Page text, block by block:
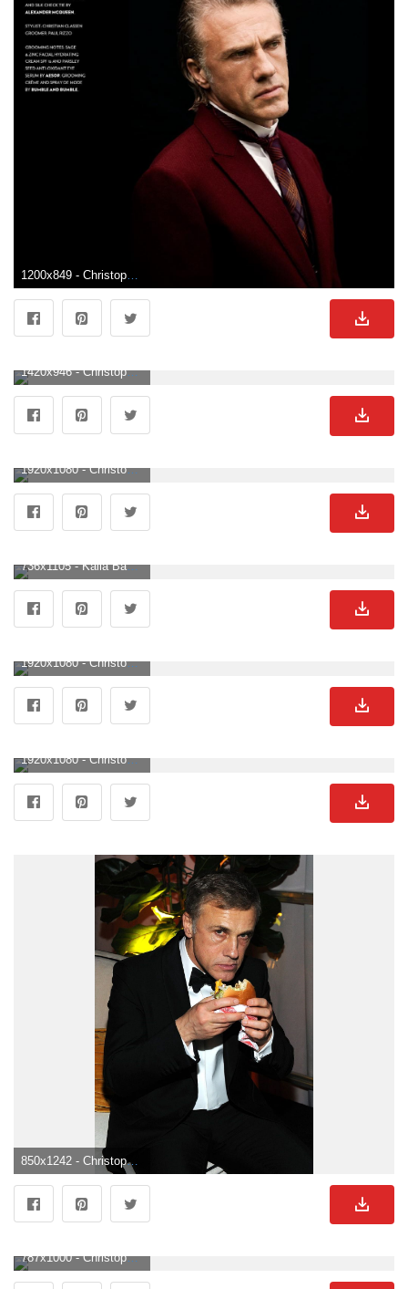
1200x849 - Christoph Waltz Wallpaper. Christoph Waltz Hintergrundbild.
1420x946 - Christoph Waltz Wallpaper. Christoph Waltz Hintergrundbild für Computer.
1920x1080 - Christoph Waltz Wallpaper. Christoph Waltz Hintergrund HD 1080p .
736x1105 - Kaila Bass On Because I Love You Celebs. Christoph Waltz, Waltz, Actors. Christoph Waltz Bild.
1920x1080 - Christoph Waltz Wallpaper. Christoph Waltz Hintergrundbild für ComputerHD 1080p .
1920x1080 - Christoph Waltz Wallpaper. Christoph Waltz BildHD 1080p .
850x1242 - Christoph Waltz 44 of 49 pics, phone wallpaper. Christoph Waltz Hintergrundbild.
787x1000 - Christoph Waltz Wallpaper. Christoph Waltz Hintergrund für Mobilgerät.